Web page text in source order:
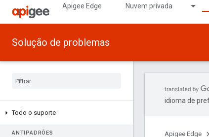
Apigee Edge Nuvem privada
Solução de problemas
Todo o suporte
ANTIPADRÕES
idioma de
Apigee Edge